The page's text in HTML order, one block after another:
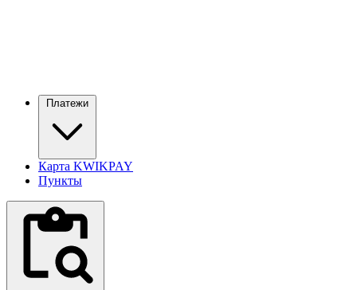
Платежи
Карта KWIKPAY
Пункты